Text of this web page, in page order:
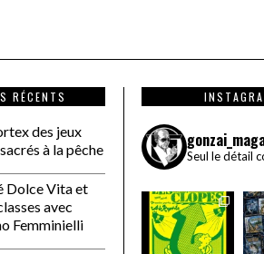
RÉCENTS
des jeux
à la pêche
Dolce Vita et
avec
Femminielli
Seul le détail